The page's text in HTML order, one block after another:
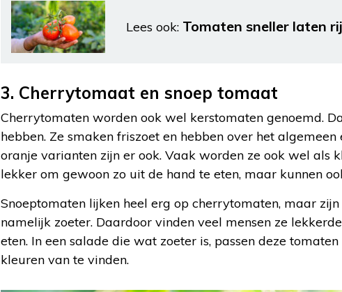
Lees ook: Tomaten sneller laten
3. Cherrytomaat en snoep tomaat
Cherrytomaten worden ook wel kerstomaten genoemd.
hebben. Ze smaken friszoet en hebben over het
oranje varianten zijn er ook. Vaak worden ze ook wel als
lekker om gewoon zo uit de hand te eten, maar kunnen
Snoeptomaten lijken heel erg op cherrytomaten, maar
namelijk zoeter. Daardoor vinden veel mensen ze
eten. In een salade die wat zoeter is, passen deze
kleuren van te vinden.